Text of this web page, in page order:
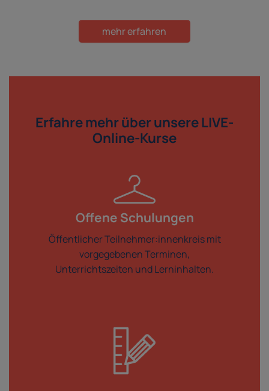
mehr erfahren
Erfahre mehr überunsere LIVE-
Online-Kurse
Offene Schulungen
Öffentlicher Teilnehmer:innenkreis mit
vorgegebenen Terminen,
Unterrichtszeiten und Lerninhalten.